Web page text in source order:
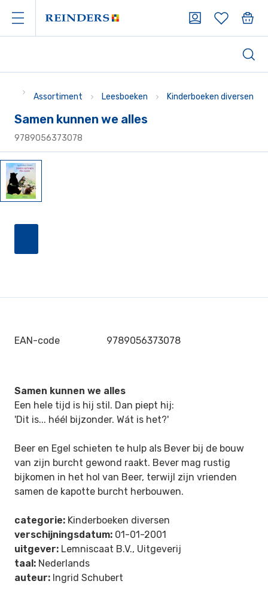
Assortiment Leesboeken Kinderboeken diversen
Samen kunnen we alles
9789056373078
EAN-code 9789056373078
Samen kunnen we alles
Een hele tijd is hij stil. Dan piept hij:
'Dit is... héél bijzonder. Wát is het?'
Beer en Egel schieten te hulp als Bever bij de bouw
van zijn burcht gewond raakt. Bever mag rustig
bijkomen in het hol van Beer, terwijl zijn vrienden
samen de kapotte burcht herbouwen.
categorie: Kinderboeken diversen
verschijningsdatum: 01-01-2001
uitgever: Lemniscaat B.V., Uitgeverij
taal: Nederlands
auteur: Ingrid Schubert